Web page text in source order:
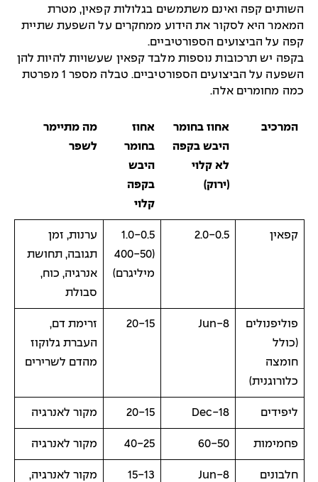
השותים קפה ואינם משתמשים בגלולות קפאין, מטרת
המאמר היא לסקור את הידוע ממחקרים על השפעת שתיית
קפה על הביצועים הספורטיביים.
בקפה יש תרכובות נוספות מלבד קפאין שעשויות להיות להן
השפעה על הביצועים הספורטיביים. טבלה מספר 1 מפרטת
כמה מחומרים אלה.
המרכיב
אחוז בחומר
היבש בקפה
לא קלוי
(ירוק)
אחוז
בחומר
היבש
בקפה
קלוי
מה מתיימר
לשפר
קפאין 2.0-0.5
1.0-0.5
(400-50
מיליגרם)
ערנות, זמן
תגובה, תחושת
אנרגיה, כוח,
סבולת
פוליפנולים
(כולל
חומצה
כלורוגנית)
8-Jun
20-15
זרימת דם,
העברת גלוקוז
מהדם לשרירים
ליפידים 18-Dec
20-15 מקור לאנרגיה
פחמימות 60-50
40-25 מקור לאנרגיה
חלבונים 8-Jun
15-13
מקור לאנרגיה,